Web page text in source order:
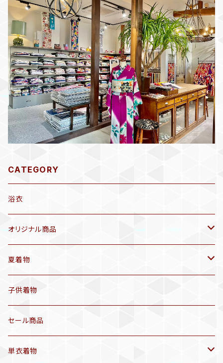
CATEGORY
浴衣
オリジナル商品
袷着物(10〜5月頃)
セオα 着物(5〜9月頃)
三分紐
帯揚げ
夏着物
アンティーク着物
リサイクル着物
子供着物
セール商品
単衣着物